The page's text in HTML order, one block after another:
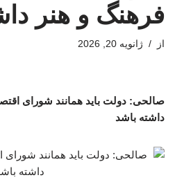
فرهنگ و هنر
از ژانویه 20, 2026
صالحی: دولت باید همانند شورای
داشته باشد